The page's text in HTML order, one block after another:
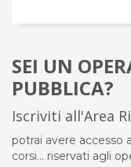
SEI UN
PUBBLICA?
Iscriviti all'Area
potrai avere accesso
corsi... riservati agli